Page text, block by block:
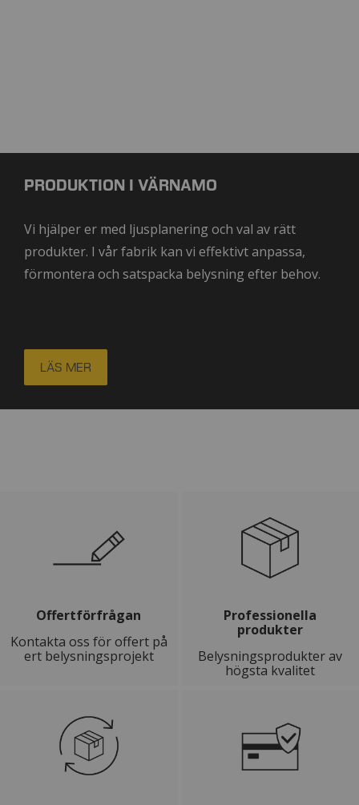
PRODUKTION I VÄRNAMO
Vi hjälper er med ljusplanering och val av rätt
produkter. I vår fabrik kan vi effektivt anpassa,
förmontera och satspacka belysning efter behov.
LÄS MER
Offertförfrågan
Kontakta oss för offert på
ert belysningsprojekt
Professionella
produkter
Belysningsprodukter av
högsta kvalitet